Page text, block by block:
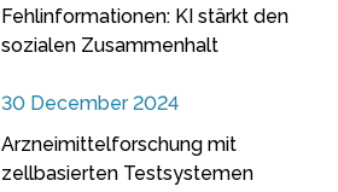
Fehlinformationen: KI stärkt den
sozialen Zusammenhalt
30 December 2024
Arzneimittelforschung mit
zellbasierten Testsystemen